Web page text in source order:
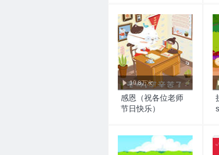
19.8万次
感恩（祝各位老师
节日快乐）